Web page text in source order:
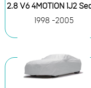
2.8 V6 4MOTION 1J2
1998 -2005